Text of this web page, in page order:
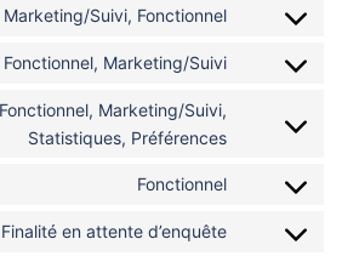
Marketing/Suivi, Fonctionnel
Consent
Fonctionnel, Marketing/Suivi
Consent
service
Fonctionnel, Marketing/Suivi,
Statistiques, Préférences
Consent
service
Fonctionnel
Consent
Finalité en attente d’enquête
Consent